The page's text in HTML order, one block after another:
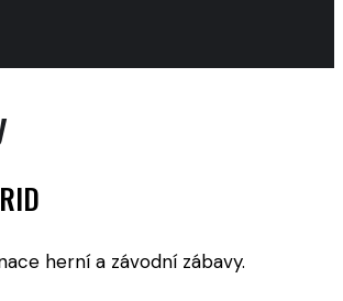
herní a závodní zábavy.